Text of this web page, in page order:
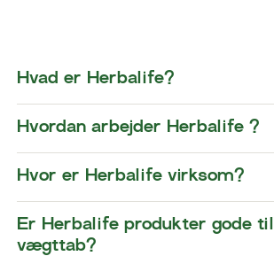
​​Hvad er Herbalife?​
​​Hvordan arbejder Herbalife ?​
​​Hvor er Herbalife virksom?​
​​Er Herbalife produkter gode til
vægttab?​